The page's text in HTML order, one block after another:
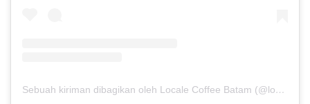
Sebuah kiriman dibagikan oleh Locale Coffee Batam (@localecoffee.batam)